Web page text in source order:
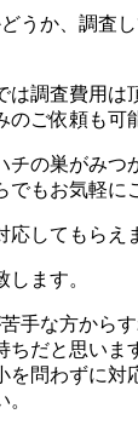
うか、調査
は調査費用は
のご依頼も可
チの巣がみつ
でもお気軽に
応してもらえ
します。
手な方から
ちだと思いま
を問わずに対